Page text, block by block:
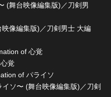
(舞台映像編集版)／刀剣男
像編集版)／刀剣男士 大編
of 心覚
覚
of パライソ
ソ〜 (舞台映像編集版)／刀剣